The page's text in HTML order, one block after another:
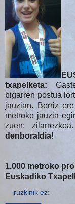
txapelketa:
bigarren postua
jauzian. Berriz
metroko jauzia
zuen:
denboraldia!
1.000 metroko
Euskadiko
iruzkinik ez: